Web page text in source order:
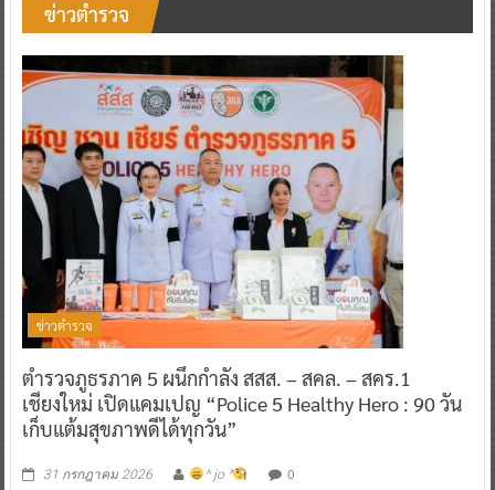
ข่าวตำรวจ
ข่าวตำรวจ
ตำรวจภูธรภาค 5 ผนึกกำลัง สสส. – สคล. – สคร.1
เชียงใหม่ เปิดแคมเปญ “Police 5 Healthy Hero : 90 วัน
เก็บแต้มสุขภาพดีได้ทุกวัน”
31 กรกฎาคม 2026 ^ jo ^ 0